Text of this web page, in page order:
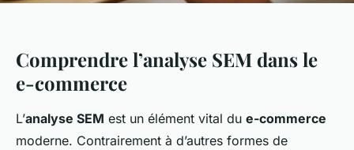
Comprendre l’analyse SEM dans le
e-commerce
L’analyse SEM est un élément vital du e-commerce
moderne. Contrairement à d’autres formes de